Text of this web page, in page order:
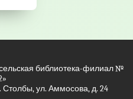
библиотека-филиал №
Столбы, ул. Аммосова, д. 24